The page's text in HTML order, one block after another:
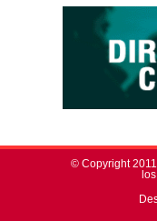
© Copyright